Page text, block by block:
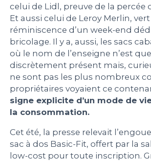
celui de Lidl, preuve de la percée
Et aussi celui de Leroy Merlin,
réminiscence d’un week-end
bricolage. Il y a, aussi, les sacs
où le nom de l’enseigne n’est que
discrètement présent mais,
ne sont pas les plus nombreux
propriétaires voyaient ce
signe explicite d’un mode de
la consommation.
Cet été, la presse relevait
sac à dos Basic-Fit, offert par la
low-cost pour toute inscription.